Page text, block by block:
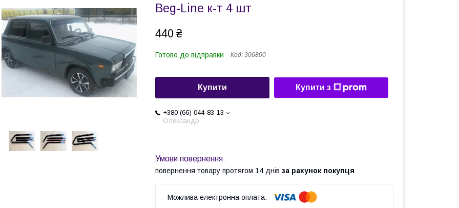
Beg-Line к-т 4 шт
440 ₴
Готово до відправки Код: 306800
Купити Купити з
+380 (66) 044-83-13
Олександр
повернення товару протягом 14 днів за рахунок покупця